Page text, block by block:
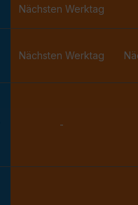
Nächsten Werktag
Nächsten Werktag
-